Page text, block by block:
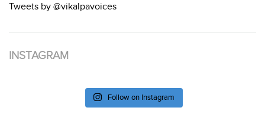
Tweets by @vikalpavoices
INSTAGRAM
Follow on Instagram